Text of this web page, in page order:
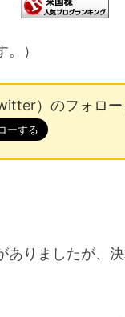
）
）のフォロー
りましたが、